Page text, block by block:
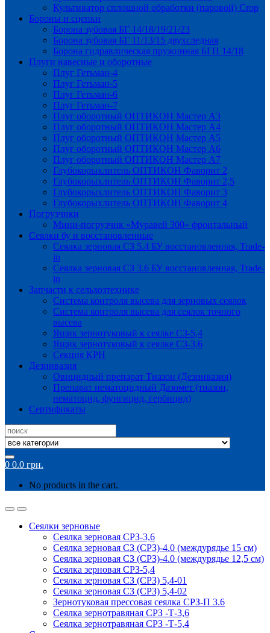
Культиватор сплошной обработки (паровой) Crop
Бороны и сцепки
Борона зубовая БГ 14/18/19/21/23
Борона зубовая БГ 11/13/15 двухследная
Борона гидравлическая пружинная БГП 14/18
Плуги навесные и оборотные
Плуг Гетьман-4
Плуг Гетьман-5
Плуг Гетьман-6
Плуг Гетьман-7
Плуг оборотный ОПТИКОН Мастер А3
Плуг оборотный ОПТИКОН Мастер А4
Плуг оборотный ОПТИКОН Мастер А5
Плуг оборотный ОПТИКОН Мастер А6
Плуг оборотный ОПТИКОН Мастер А7
Глубокорыхлитель ОПТИКОН Фаворит 2
Глубокорыхлитель ОПТИКОН Фаворит 2,5
Глубокорыхлитель ОПТИКОН Фаворит 3
Глубокорыхлитель ОПТИКОН Фаворит 4
Погрузчики
Мини-погрузчик «Муравей 300» фронтальный
Сеялки бу и восстановленные
Сеялка зерновая СЗ 5.4 БУ восстановленная, Trade-
in
Сеялка зерновая СЗ 3.6 БУ восстановленная, Trade-
in
Запчасти к сельхозтехнике
Система контроля высева для зерновых сеялок
Система контроля высева для сеялок точного
высева
Ящик зернотуковый к сеялке СЗ-5,4
Ящик зернотуковый к сеялке СЗ-3,6
Секция КРН
Дезинвазия
Овицидный препарат Тиазон (Дезинвазия)
Препарат нематоцидный Дазомет (тиазон,
нематоцид, фунгицид, гербицид)
Сертификаты
Search
for:
0 0.0 грн.
No products in the cart.
Сеялки зерновые
Сеялка зерновая СРЗ-3,6
Сеялка зерновая СЗ (СРЗ)-4.0 (междурядье 15 см)
Сеялка зерновая СЗ (СРЗ)-4.0 (междурядье 12,5 см)
Сеялка зерновая СРЗ-5,4
Сеялка зерновая СЗ (СРЗ) 5,4-01
Сеялка зерновая СЗ (СРЗ) 5,4-02
Зернотуковая прессовая сеялка СРЗ-П 3.6
Сеялка зернотравяная СРЗ -Т-3,6
Сеялка зернотравяная СРЗ -Т-5,4